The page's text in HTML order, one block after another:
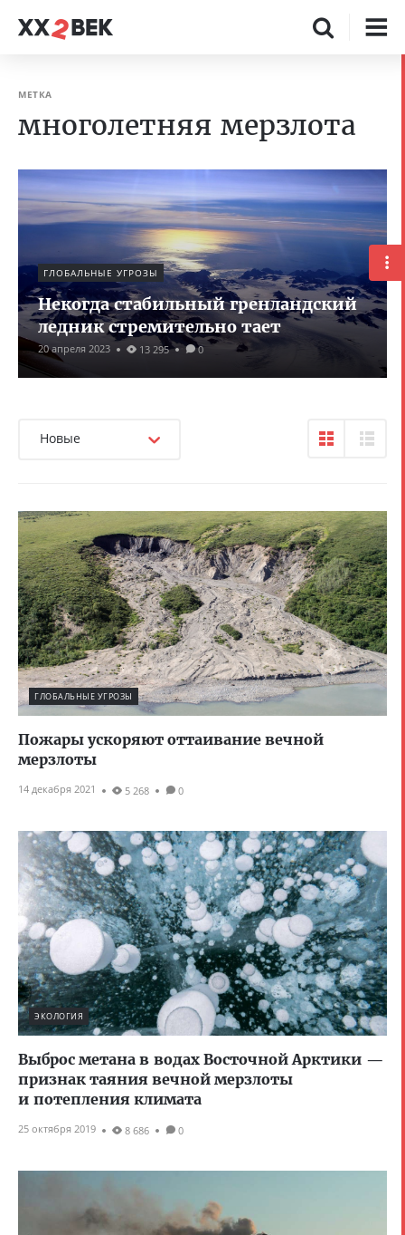
МЕТКА
многолетняя мерзлота
ГЛОБАЛЬНЫЕ УГРОЗЫ
Некогда стабильный гренландский
ледник стремительно тает
20 апреля 2023 13 295 0
Новые
ГЛОБАЛЬНЫЕ УГРОЗЫ
Пожары ускоряют оттаивание вечной
мерзлоты
14 декабря 2021 5 268 0
ЭКОЛОГИЯ
Выброс метана в водах Восточной Арктики —
признак таяния вечной мерзлоты
и потепления климата
25 октября 2019 8 686 0